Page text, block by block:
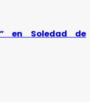
en Soledad de